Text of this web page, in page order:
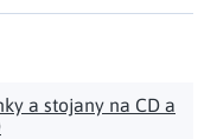
a stojany na CD a